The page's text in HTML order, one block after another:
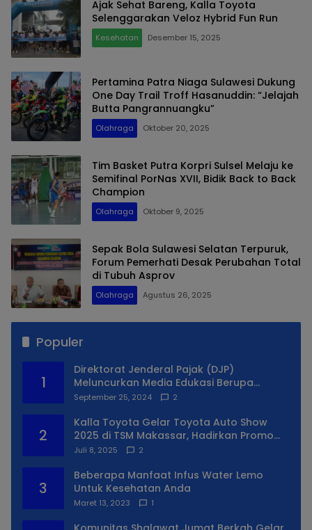
Ajak Sehat Bareng, Kalla Toyota
Selenggarakan Veloz Hybrid Fun Run
Kesehatan Desember 15, 2025
Pertamina Patra Niaga Sulawesi Dukung
One Day Trail Troff Hasanuddin: “Jelajah
Butta Pangrannuangku”
Olahraga Oktober 20, 2025
Tim Basket Putra Korpri Sulsel Melaju ke
Semifinal PorNas XVII, Bidik Back to Back
Champion
Olahraga Oktober 9, 2025
Sepak Bola Sulawesi Selatan Terpuruk,
Forum Pemerhati Desak Perubahan Total
di Tubuh Asprov
Olahraga Agustus 26, 2025
Populer
1
Direktorat Jenderal Pajak (DJP)
Meluncurkan Media Edukasi Berupa
Simulator Coretax
September 25, 2024 2
2
Kalla Toyota Gelar Toyota Auto Show
2025 di TSM Makassar, Hadirkan Promo
Spesial
Juli 8, 2025 2
3
Beberapa Manfaat Infus Water Lemo
Untuk Kesehatan Anda
Maret 13, 2023 1